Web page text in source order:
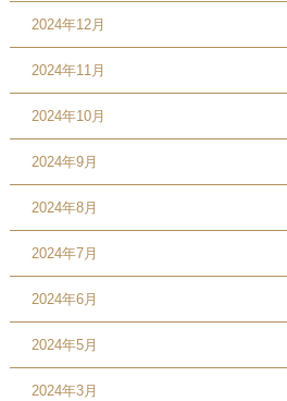
2024年12月
2024年11月
2024年10月
2024年9月
2024年8月
2024年7月
2024年6月
2024年5月
2024年3月